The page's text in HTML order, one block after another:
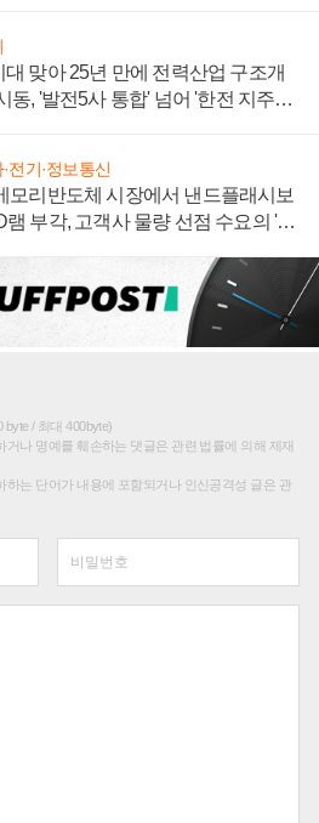
대 맞아 25년 만에 전력산업 구조개
동, '발전5사 통합' 넘어 '한전 지주사'
전기·정보통신
모리반도체 시장에서 낸드플래시보
램 부각, 고객사 물량 선점 수요의 '우
/ 최대 400byte)
나 명예를 훼손하는 댓글은 관련 법률에 의해 제재
하는 단어가 내용에 포함되거나 인신공격성 글은 관